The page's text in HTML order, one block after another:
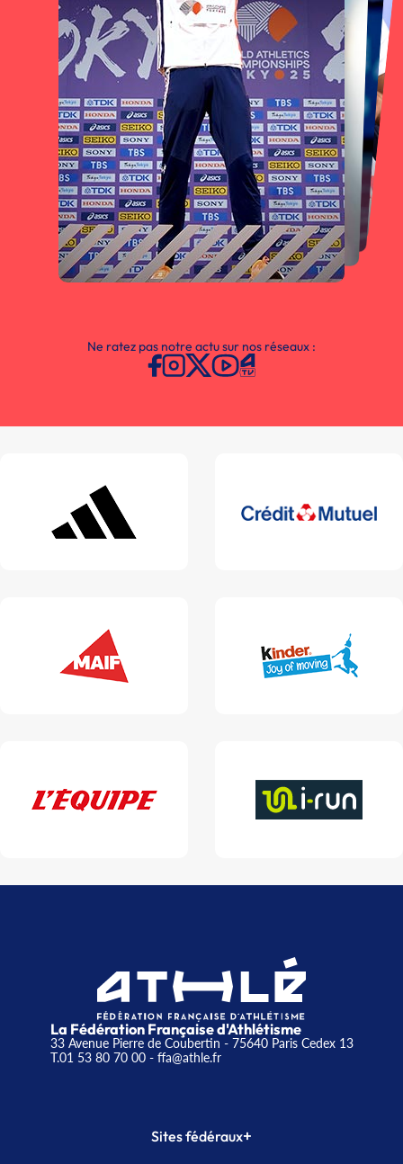
Ne ratez pas notre actu sur nos réseaux :
La Fédération Française d'Athlétisme
33 Avenue Pierre de Coubertin - 75640 Paris Cedex 13
T.01 53 80 70 00- ffa@athle.fr
Sites fédéraux+